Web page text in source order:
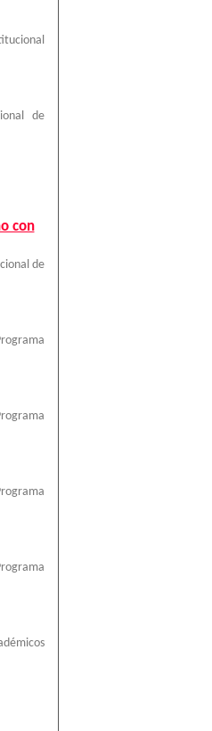
de
con
de